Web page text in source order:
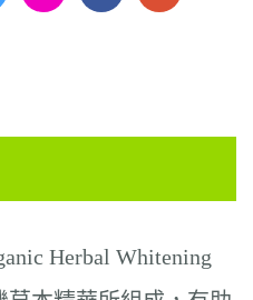
Herbal Whitening